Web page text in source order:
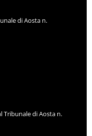
di Aosta n.
Tribunale di Aosta n.